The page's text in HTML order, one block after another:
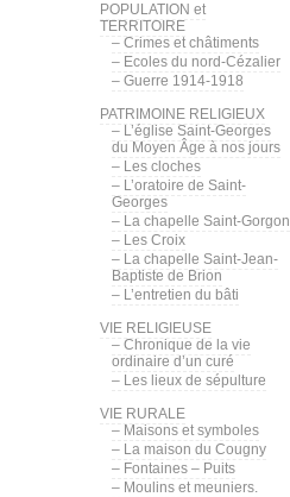
POPULATION et
TERRITOIRE
– Crimes et châtiments
– Ecoles du nord-Cézalier
– Guerre 1914-1918
PATRIMOINE RELIGIEUX
– L’église Saint-Georges
du Moyen Âge à nos jours
– Les cloches
– L’oratoire de Saint-
Georges
– La chapelle Saint-Gorgon
– Les Croix
– La chapelle Saint-Jean-
Baptiste de Brion
– L’entretien du bâti
VIE RELIGIEUSE
– Chronique de la vie
ordinaire d’un curé
– Les lieux de sépulture
VIE RURALE
– Maisons et symboles
– La maison du Cougny
– Fontaines – Puits
– Moulins et meuniers.